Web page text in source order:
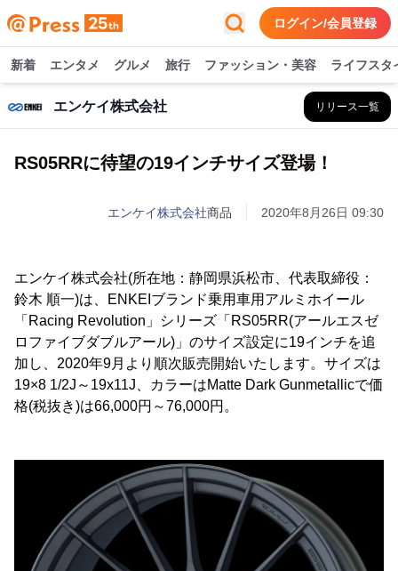
ログイン/会員登録
新着 エンタメ グルメ 旅行 ファッション・美容 ライフスタ
エンケイ株式会社 リリース一覧
RS05RRに待望の19インチサイズ登場！
エンケイ株式会社商品 2020年8月26日 09:30
エンケイ株式会社(所在地：静岡県浜松市、代表取締役：
鈴木 順一)は、ENKEIブランド乗用車用アルミホイール
「Racing Revolution」シリーズ「RS05RR(アールエスゼ
ロファイブダブルアール)」のサイズ設定に19インチを追
加し、2020年9月より順次販売開始いたします。サイズは
19×8 1/2J～19x11J、カラーはMatte Dark Gunmetallicで価
格(税抜き)は66,000円～76,000円。